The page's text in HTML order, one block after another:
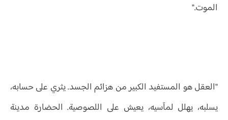
الموت."
"العقل هو المستفيد الكبير من هزائم الجسد. يثري على حسابه،
يسلبه، يهلل لمآسيه، يعيش على اللصوصية. الحضارة مدينة